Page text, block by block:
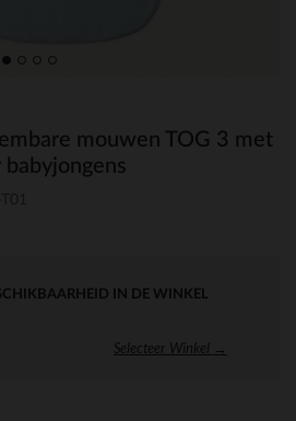
mouwen TOG 3 met
IN DE WINKEL
Selecteer Winkel →